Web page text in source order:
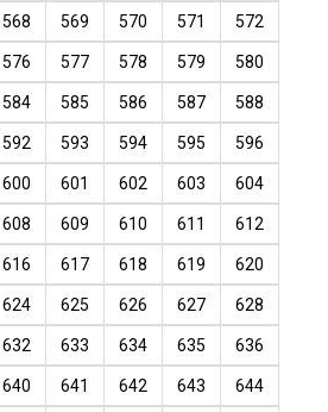
568 569 570 571 572
576 577 578 579 580
584 585 586 587 588
592 593 594 595 596
600 601 602 603 604
608 609 610 611 612
616 617 618 619 620
624 625 626 627 628
632 633 634 635 636
640 641 642 643 644